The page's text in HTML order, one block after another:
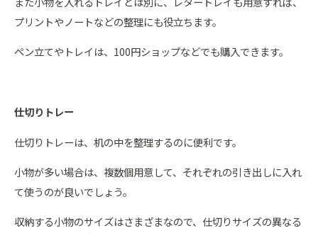
プリントやノートなどの整理にも役立ちます。
ペン立てやトレイは、100円ショップなどでも購入できます。
仕切りトレー
仕切りトレーは、机の中を整理するのに便利です。
小物が多い場合は、複数個用意して、それぞれの引き出しに入れ
て使うのが良いでしょう。
収納する小物のサイズはさまざまなので、仕切りサイズの異なる